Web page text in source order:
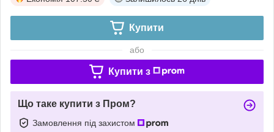
Купити
або
Купити з
Що таке купити з Пром?
Замовлення під захистом